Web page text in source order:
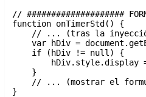
// ####################
function onTimerStd() {
// ... (tras la
var hDiv =
    if (hDiv != null) {
hDiv.style.display
    }
// ... (mostrar el
}